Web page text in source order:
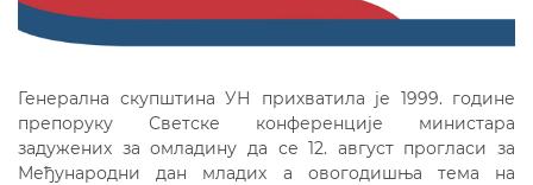
Генерална скупштина УН прихватила је 1999. године
препоруку Светске конференције министара
задужених за омладину да се 12. август прогласи за
Међународни дан младих а овогодишња тема на